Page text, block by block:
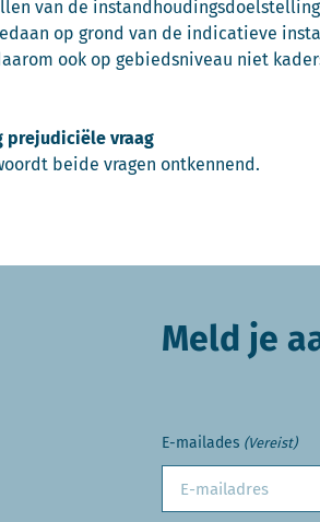
van de
op grond van de indicatieve
ook op gebiedsniveau niet
prejudiciële vraag
beide vragen ontkennend.
Meld je
E-mailades (Vereist)